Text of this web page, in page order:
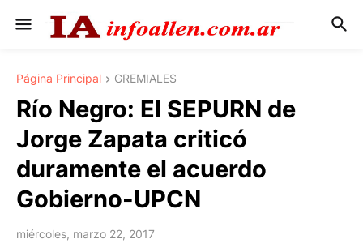
Página Principal GREMIALES
Río Negro: El SEPURN de
Jorge Zapata criticó
duramente el acuerdo
Gobierno-UPCN
miércoles, marzo 22, 2017